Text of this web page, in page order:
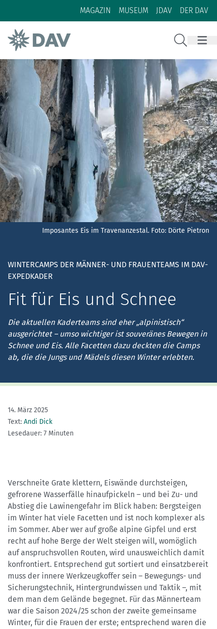
Zum Inhalt
Zur Footer-Navigation
MAGAZIN MUSEUM JDAV DER DAV
Imposantes Eis im Travenanzestal. Foto: Dörte Pietron
WINTERCAMPS DER MÄNNER- UND FRAUENTEAMS IM DAV-
EXPEDKADER
Fit für Eis und Schnee
Die aktuellen Kaderteams sind eher „alpinistisch“
ausgerichtet – umso wichtiger ist souveränes Bewegen in
Schnee und Eis. Alle Facetten dazu deckten die Camps
ab, die die Jungs und Mädels diesen Winter erlebten.
14. März 2025
Text: Andi Dick
Lesedauer: 7 Minuten
Verschneite Grate klettern, Eiswände durchsteigen,
gefrorene Wasserfälle hinaufpickeln – und bei Zu- und
Abstieg die Lawinengefahr im Blick haben: Bergsteigen
im Winter hat viele Facetten und ist noch komplexer als
im Sommer. Aber wer auf große alpine Gipfel und erst
recht auf hohe Berge der Welt steigen will, womöglich
auf anspruchsvollen Routen, wird unausweichlich damit
konfrontiert. Entsprechend gut sortiert und einsatzbereit
muss der innere Werkzeugkoffer sein – Bewegungs- und
Sicherungstechnik, Hintergrundwissen und Taktik –, mit
dem man dem Gelände begegnet. Für das Männerteam
war die Saison 2024/25 schon der zweite gemeinsame
Winter, für die Frauen der erste; entsprechend waren die